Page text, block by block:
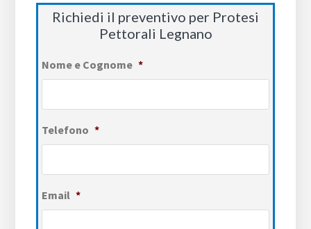
Richiedi il preventivo per Protesi
Pettorali Legnano
Nome e Cognome *
Telefono *
Email *